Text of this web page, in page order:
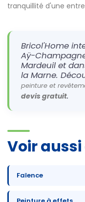
tranquillité d'une
Bricol'Home
Aÿ-
Mardeuil et
la Marne.
peinture et
devis gratuit.
Voir
Faïence